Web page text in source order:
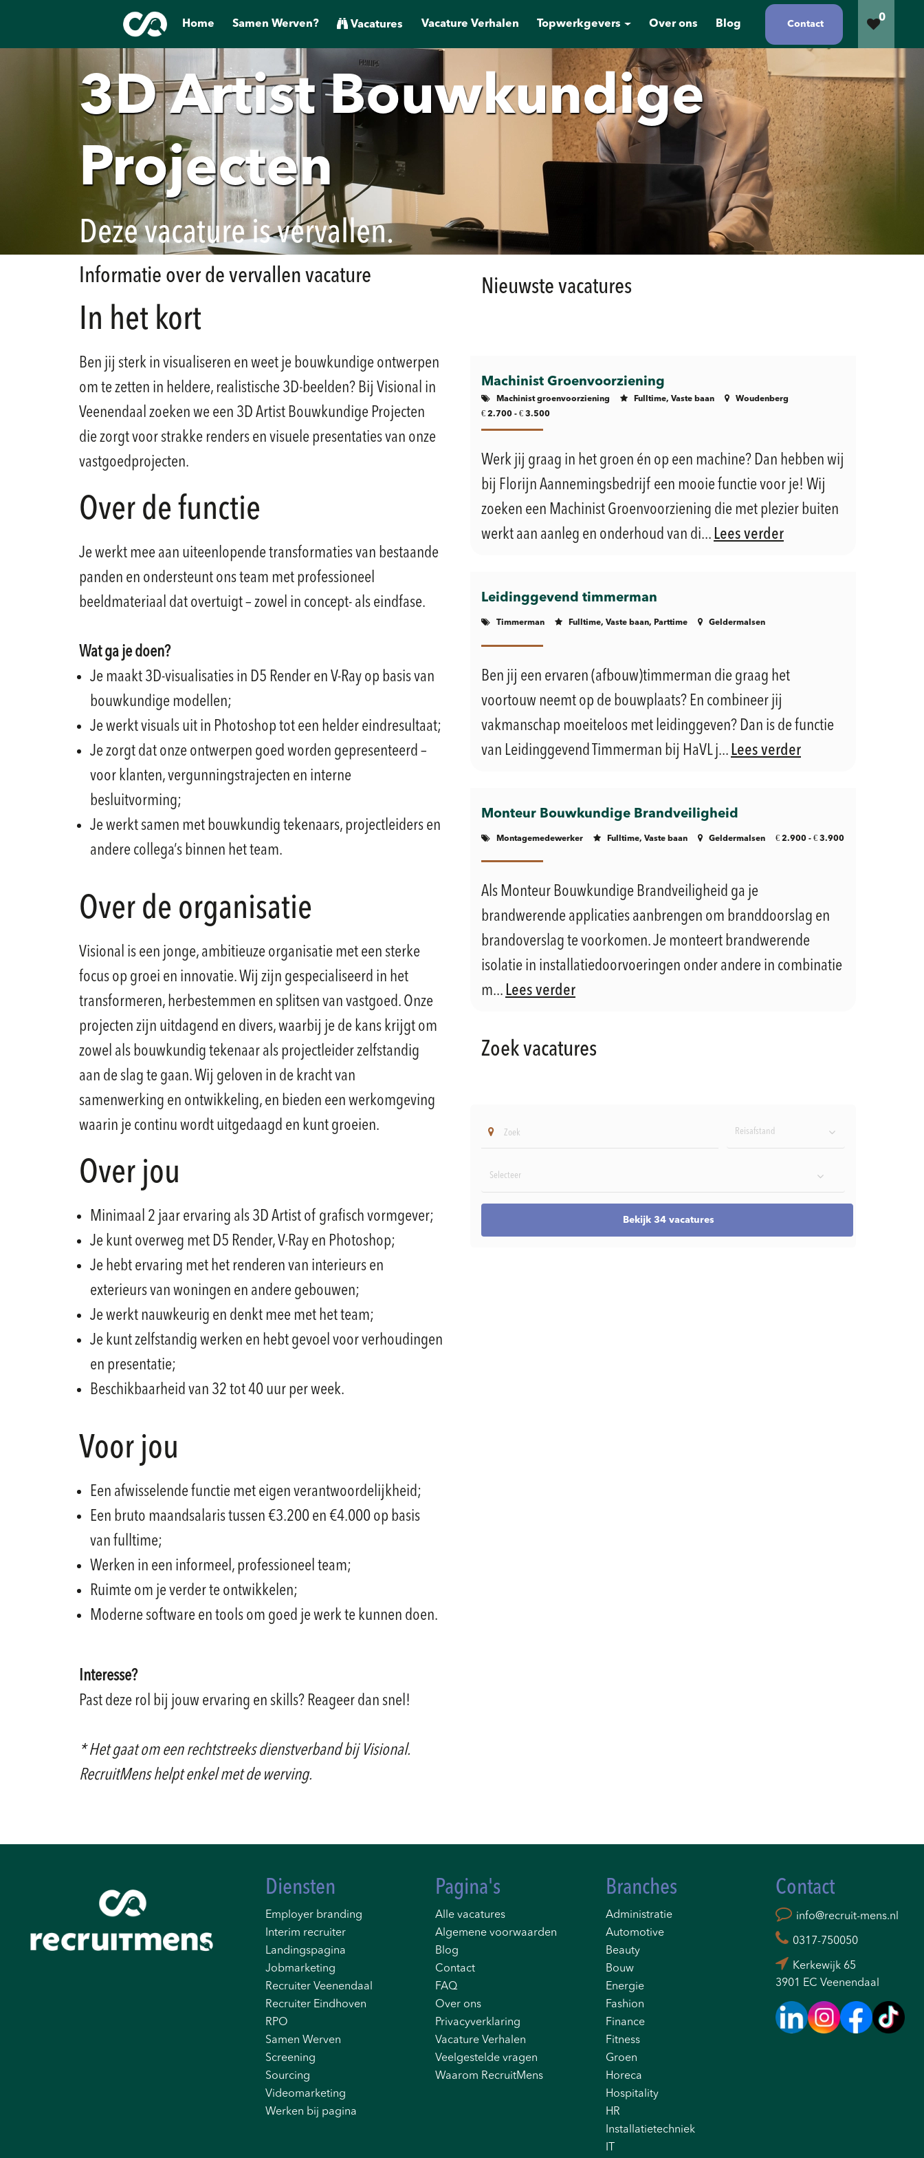
Home Samen Werven? Vacatures Vacature Verhalen Topwerkgevers Over ons Blog Contact
0
3D Artist Bouwkundige
Projecten
Deze vacature is vervallen.
Informatie over de vervallen vacature
In het kort
Ben jij sterk in visualiseren en weet je bouwkundige ontwerpen
om te zetten in heldere, realistische 3D-beelden? Bij Visional in
Veenendaal zoeken we een 3D Artist Bouwkundige Projecten
die zorgt voor strakke renders en visuele presentaties van onze
vastgoedprojecten.
Over de functie
Je werkt mee aan uiteenlopende transformaties van bestaande
panden en ondersteunt ons team met professioneel
beeldmateriaal dat overtuigt – zowel in concept- als eindfase.
Wat ga je doen?
Je maakt 3D-visualisaties in D5 Render en V-Ray op basis van
bouwkundige modellen;
Je werkt visuals uit in Photoshop tot een helder eindresultaat;
Je zorgt dat onze ontwerpen goed worden gepresenteerd –
voor klanten, vergunningstrajecten en interne
besluitvorming;
Je werkt samen met bouwkundig tekenaars, projectleiders en
andere collega’s binnen het team.
Over de organisatie
Visional is een jonge, ambitieuze organisatie met een sterke
focus op groei en innovatie. Wij zijn gespecialiseerd in het
transformeren, herbestemmen en splitsen van vastgoed. Onze
projecten zijn uitdagend en divers, waarbij je de kans krijgt om
zowel als bouwkundig tekenaar als projectleider zelfstandig
aan de slag te gaan. Wij geloven in de kracht van
samenwerking en ontwikkeling, en bieden een werkomgeving
waarin je continu wordt uitgedaagd en kunt groeien.
Over jou
Minimaal 2 jaar ervaring als 3D Artist of grafisch vormgever;
Je kunt overweg met D5 Render, V-Ray en Photoshop;
Je hebt ervaring met het renderen van interieurs en
exterieurs van woningen en andere gebouwen;
Je werkt nauwkeurig en denkt mee met het team;
Je kunt zelfstandig werken en hebt gevoel voor verhoudingen
en presentatie;
Beschikbaarheid van 32 tot 40 uur per week.
Voor jou
Een afwisselende functie met eigen verantwoordelijkheid;
Een bruto maandsalaris tussen €3.200 en €4.000 op basis
van fulltime;
Werken in een informeel, professioneel team;
Ruimte om je verder te ontwikkelen;
Moderne software en tools om goed je werk te kunnen doen.
Interesse?
Past deze rol bij jouw ervaring en skills? Reageer dan snel!
* Het gaat om een rechtstreeks dienstverband bij Visional.
RecruitMens helpt enkel met de werving.
Nieuwste vacatures
Machinist Groenvoorziening
Machinist groenvoorziening Fulltime, Vaste baan
Woudenberg
€ 2.700 - € 3.500
Werk jij graag in het groen én op een machine? Dan hebben wij
bij Florijn Aannemingsbedrijf een mooie functie voor je! Wij
zoeken een Machinist Groenvoorziening die met plezier buiten
werkt aan aanleg en onderhoud van di... Lees verder
Leidinggevend timmerman
Timmerman Fulltime, Vaste baan, Parttime Geldermalsen
Ben jij een ervaren (afbouw)timmerman die graag het
voortouw neemt op de bouwplaats? En combineer jij
vakmanschap moeiteloos met leidinggeven? Dan is de functie
van Leidinggevend Timmerman bij HaVL j... Lees verder
Monteur Bouwkundige Brandveiligheid
Montagemedewerker Fulltime, Vaste baan Geldermalsen € 2.900 - € 3.900
Als Monteur Bouwkundige Brandveiligheid ga je
brandwerende applicaties aanbrengen om branddoorslag en
brandoverslag te voorkomen. Je monteert brandwerende
isolatie in installatiedoorvoeringen onder andere in combinatie
m... Lees verder
Zoek vacatures
Reisafstand
Bekijk 34 vacatures
Diensten
Employer branding
Interim recruiter
Landingspagina
Jobmarketing
Recruiter Veenendaal
Recruiter Eindhoven
RPO
Samen Werven
Screening
Sourcing
Videomarketing
Werken bij pagina
Pagina's
Alle vacatures
Algemene voorwaarden
Blog
Contact
FAQ
Over ons
Privacyverklaring
Vacature Verhalen
Veelgestelde vragen
Waarom RecruitMens
Branches
Administratie
Automotive
Beauty
Bouw
Energie
Fashion
Finance
Fitness
Groen
Horeca
Hospitality
HR
Installatietechniek
Contact
info@recruit-mens.nl
0317-750050
Kerkewijk 65
3901 EC Veenendaal